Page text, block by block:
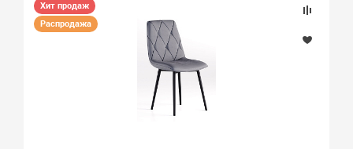
Хит продаж
Распродажа